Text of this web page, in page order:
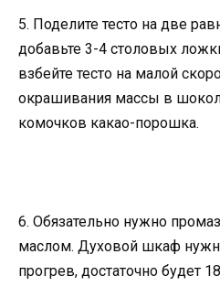
5. Поделите тесто на две
добавьте 3-4 столовых
взбейте тесто на малой
окрашивания массы в
комочков какао-порошка.
6. Обязательно нужно
маслом. Духовой шкаф
прогрев, достаточно будет